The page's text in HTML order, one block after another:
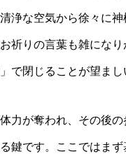
浄な空気から徐々に
祈りの言葉も雑にな
で閉じることが望まし
力が奪われ、その後
鍵です。ここではま